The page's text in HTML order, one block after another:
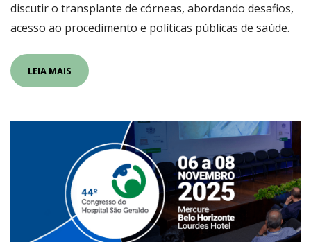
discutir o transplante de córneas, abordando desafios,
acesso ao procedimento e políticas públicas de saúde.
LEIA MAIS